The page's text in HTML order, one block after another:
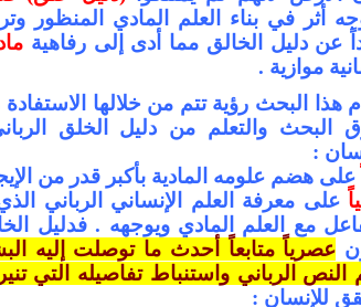
أثر
في بناء العلم المادي المنظور
عن دليل الخالق مما أدى إلى رفاهية
موازية .
هذا البحث رؤية تتم من خلالها
البحث والتعلم من دليل الخلق
:
على هضم علومه المادية بأكبر قدر من
على معرفة العلم الإنساني الرباني
مع العلم المادي ويوجهه . فدليل
عصرياً متابعاً أحدث ما توصلت إليه
النص الرباني واستنباط تفاصيله التي
للإنسان :